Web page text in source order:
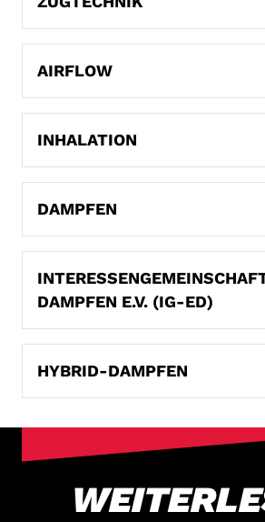
AIRFLOW
INHALATION
DAMPFEN
DAMPFEN E.V. (IG-ED)
HYBRID-DAMPFEN